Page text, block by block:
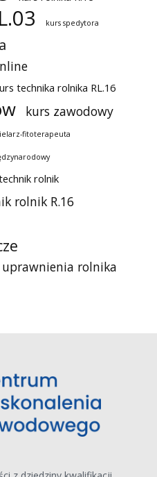
kurs spedytora
technika rolnika RL.16
kurs zawodowy
fitoterapeuta
rolnik
rolnik R.16
uprawnienia rolnika